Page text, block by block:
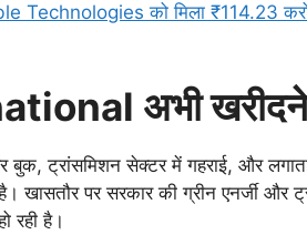
Technologies को मिला ₹114.23
अभी
ट्रांसमिशन सेक्टर में गहराई, और
खासतौर पर सरकार की ग्रीन एनर्जी और
रही है।